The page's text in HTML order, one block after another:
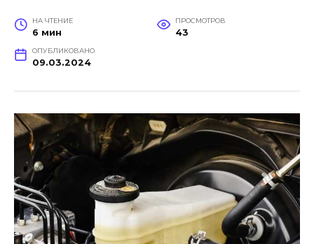
НА ЧТЕНИЕ
6 мин
ПРОСМОТРОВ
43
ОПУБЛИКОВАНО
09.03.2024